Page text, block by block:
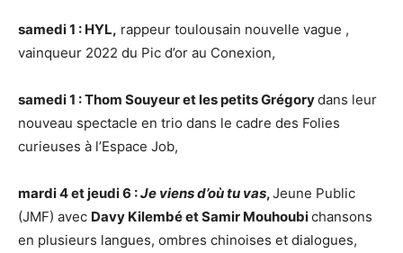
samedi 1 : HYL, rappeur toulousain nouvelle vague ,
vainqueur 2022 du Pic d’or au Conexion,
samedi 1 : Thom Souyeur et les petits Grégorydans leur
nouveau spectacle en trio dans le cadre des Folies
curieuses à l’Espace Job,
mardi 4 et jeudi 6 :Je viens d’où tu vas,Jeune Public
(JMF) avec Davy Kilembé et Samir Mouhoubichansons
en plusieurs langues, ombres chinoises et dialogues,